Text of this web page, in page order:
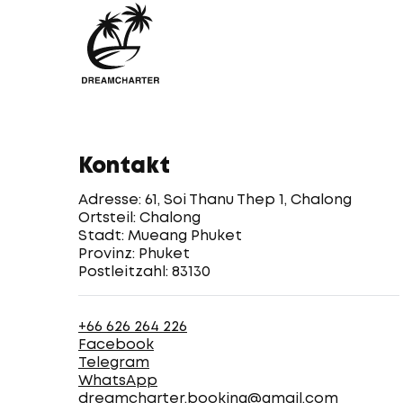
Kontakt
Adresse: 61, Soi Thanu Thep 1, Chalong
Ortsteil: Chalong
Stadt: Mueang Phuket
Provinz: Phuket
Postleitzahl: 83130
+66 626 264 226
Facebook
Telegram
WhatsApp
dreamcharter.booking@gmail.com